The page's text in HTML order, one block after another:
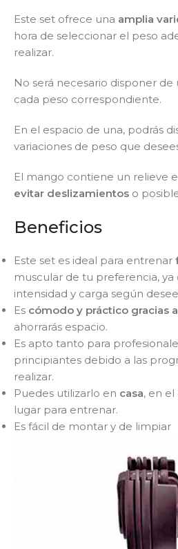
Este set ofrece una amplia
hora de seleccionar el peso
realizar.
No será necesario disponer
cada peso correspondiente.
En el espacio de una, podrás
variaciones de peso que
El mango contiene un relieve
evitar deslizamientos o
Beneficios
Este set es ideal para entrenar
muscular de tu preferencia, ya
intensidad y carga según
Es cómodo y práctico gracias
ahorrarás espacio.
Es apto tanto para
principiantes debido a las
realizar.
Puedes utilizarlo en casa, en el
lugar para entrenar.
Es fácil de montar y de limpiar